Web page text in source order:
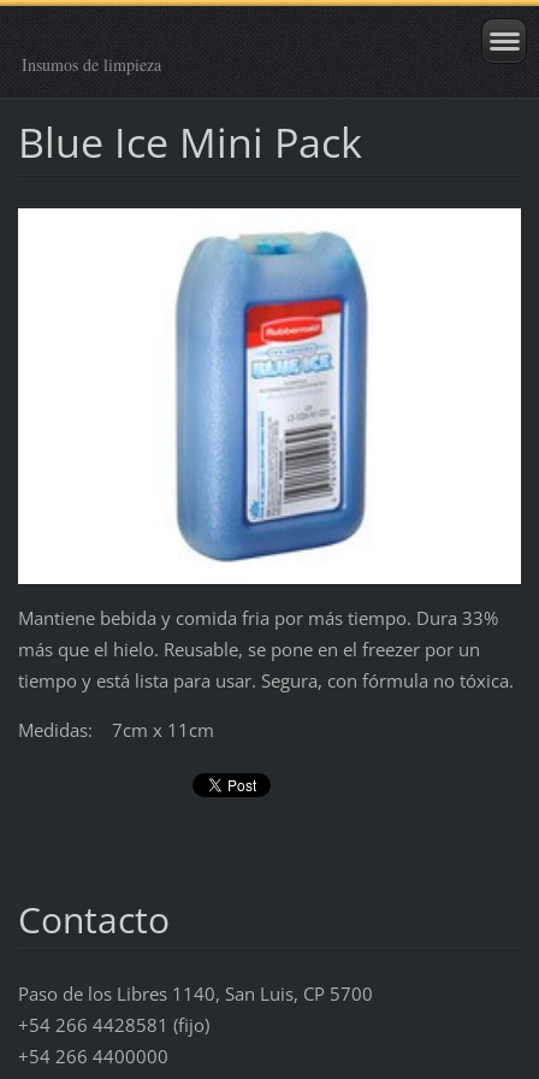
Insumos de limpieza
Blue Ice Mini Pack
Mantiene bebida y comida fria por más tiempo. Dura 33%
más que el hielo. Reusable, se pone en el freezer por un
tiempo y está lista para usar. Segura, con fórmula no tóxica.
Medidas: 7cm x 11cm
Contacto
Paso de los Libres 1140, San Luis, CP 5700
+54 266 4428581 (fijo)
+54 266 4400000